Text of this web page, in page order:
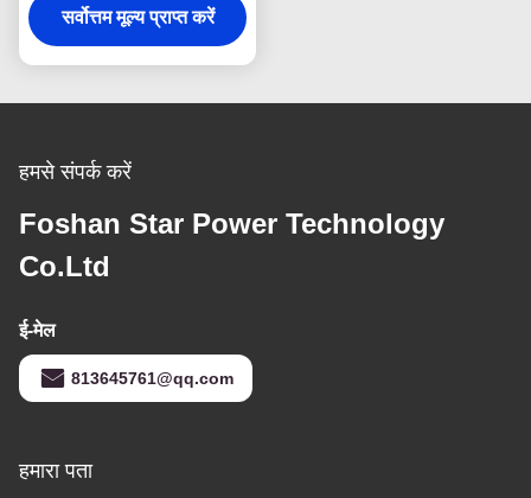
304 स्टेनलेस स्टील फार्महाउस
सिंक
सर्वोत्तम मूल्य प्राप्त करें
हमसे संपर्क करें
Foshan Star Power Technology
Co.Ltd
ई-मेल
813645761@qq.com
हमारा पता